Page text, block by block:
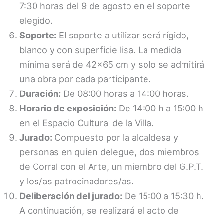
7:30 horas del 9 de agosto en el soporte
elegido.
Soporte: El soporte a utilizar será rígido,
blanco y con superficie lisa. La medida
mínima será de 42×65 cm y solo se admitirá
una obra por cada participante.
Duración: De 08:00 horas a 14:00 horas.
Horario de exposición: De 14:00 h a 15:00 h
en el Espacio Cultural de la Villa.
Jurado: Compuesto por la alcaldesa y
personas en quien delegue, dos miembros
de Corral con el Arte, un miembro del G.P.T.
y los/as patrocinadores/as.
Deliberación del jurado: De 15:00 a 15:30 h.
A continuación, se realizará el acto de